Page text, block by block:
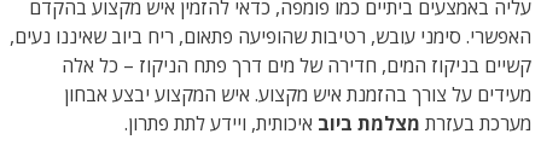
עליה באמצעים ביתיים כמו פומפה, כדאי להזמין איש מקצוע בהקדם
האפשרי. סימני עובש, רטיבות שהופיעה פתאום, ריח ביוב שאיננו נעים,
קשיים בניקוז המים, חדירה של מים דרך פתח הניקוז – כל אלה
מעידים על צורך בהזמנת איש מקצוע. איש המקצוע יבצע אבחון
מערכת בעזרת מצלמת ביוב איכותית, ויידע לתת פתרון.